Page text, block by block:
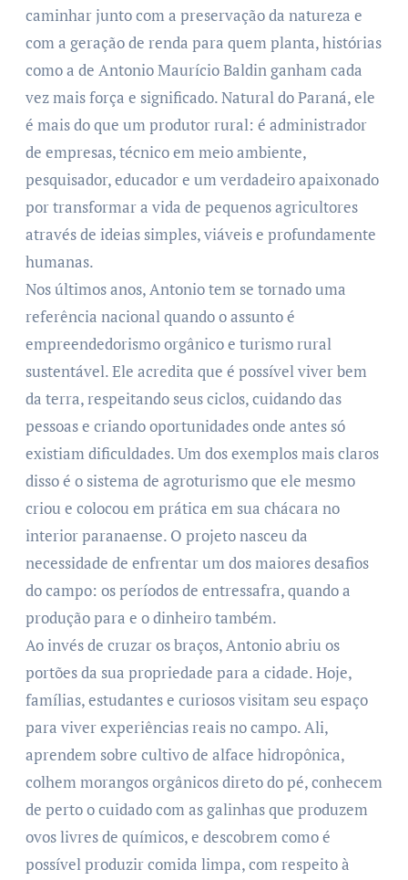
caminhar junto com a preservação da natureza e
com a geração de renda para quem planta, histórias
como a de Antonio Maurício Baldin ganham cada
vez mais força e significado. Natural do Paraná, ele
é mais do que um produtor rural: é administrador
de empresas, técnico em meio ambiente,
pesquisador, educador e um verdadeiro apaixonado
por transformar a vida de pequenos agricultores
através de ideias simples, viáveis e profundamente
humanas.
Nos últimos anos, Antonio tem se tornado uma
referência nacional quando o assunto é
empreendedorismo orgânico e turismo rural
sustentável. Ele acredita que é possível viver bem
da terra, respeitando seus ciclos, cuidando das
pessoas e criando oportunidades onde antes só
existiam dificuldades. Um dos exemplos mais claros
disso é o sistema de agroturismo que ele mesmo
criou e colocou em prática em sua chácara no
interior paranaense. O projeto nasceu da
necessidade de enfrentar um dos maiores desafios
do campo: os períodos de entressafra, quando a
produção para e o dinheiro também.
Ao invés de cruzar os braços, Antonio abriu os
portões da sua propriedade para a cidade. Hoje,
famílias, estudantes e curiosos visitam seu espaço
para viver experiências reais no campo. Ali,
aprendem sobre cultivo de alface hidropônica,
colhem morangos orgânicos direto do pé, conhecem
de perto o cuidado com as galinhas que produzem
ovos livres de químicos, e descobrem como é
possível produzir comida limpa, com respeito à